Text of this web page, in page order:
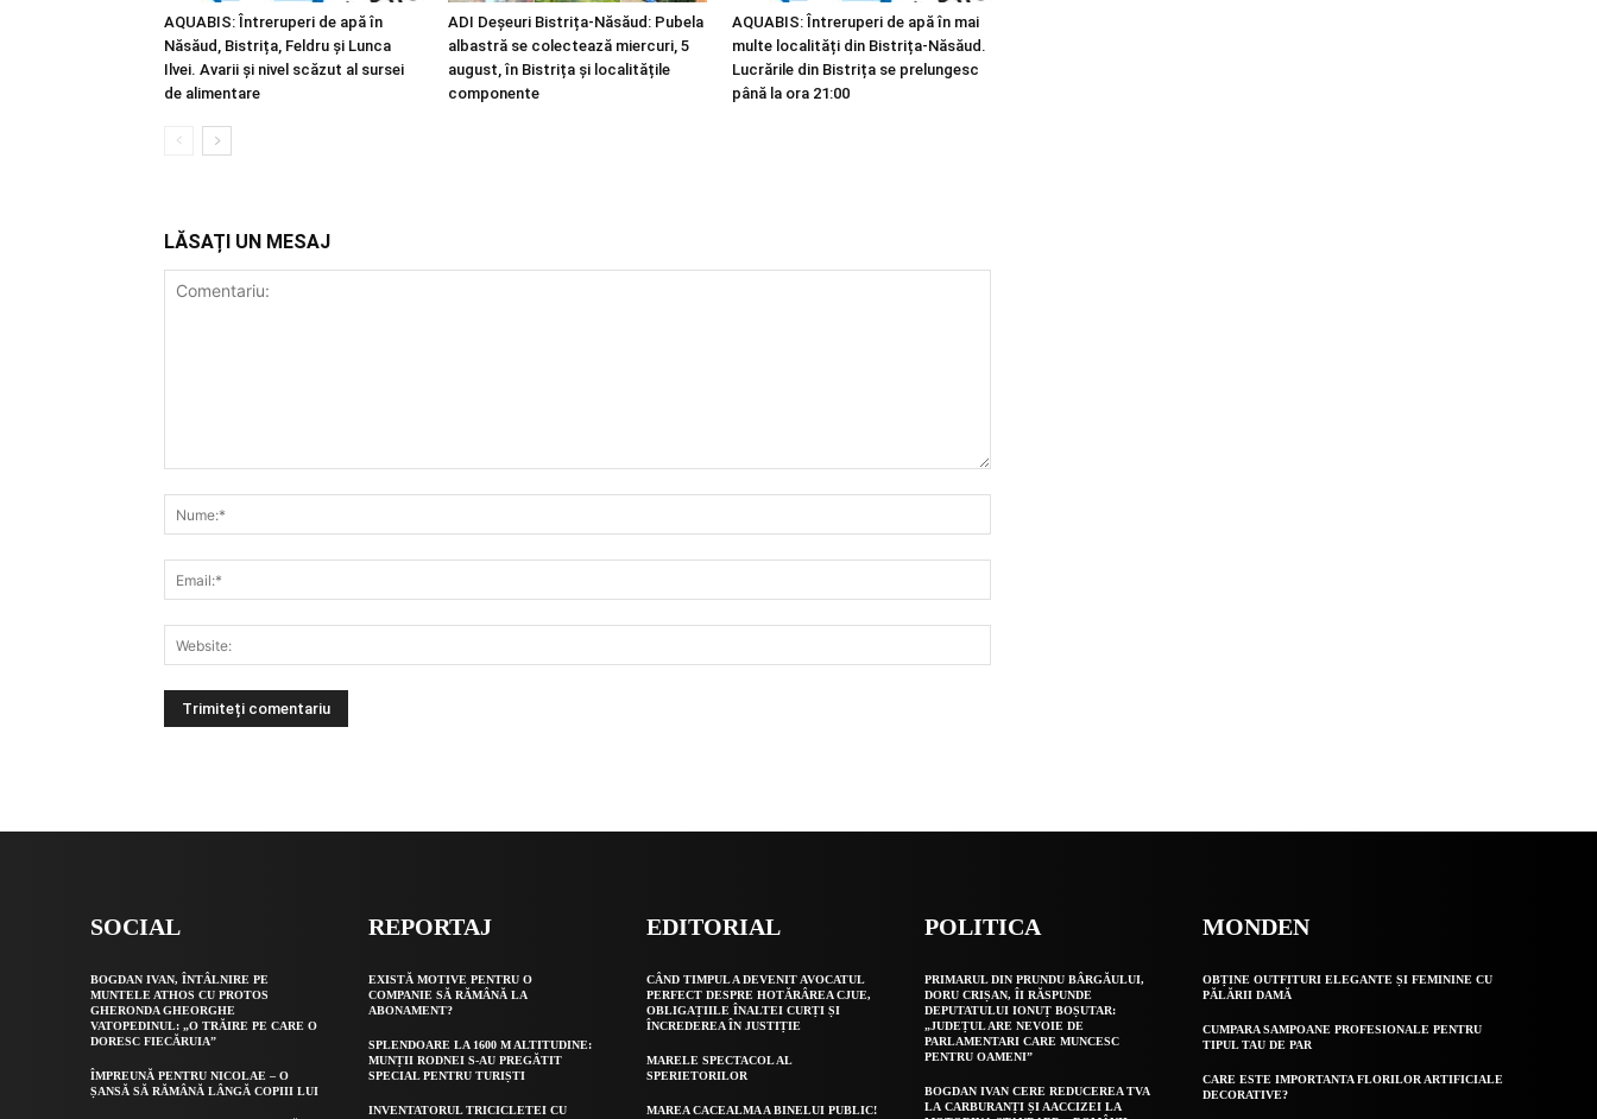
AQUABIS: Întreruperi de apă în
Năsăud, Bistrița, Feldru și Lunca
Ilvei. Avarii și nivel scăzut al sursei
de alimentare
ADI Deșeuri Bistrița-Năsăud: Pubela
albastră se colectează miercuri, 5
august, în Bistrița și localitățile
componente
AQUABIS: Întreruperi de apă în mai
multe localități din Bistrița-Năsăud.
Lucrările din Bistrița se prelungesc
până la ora 21:00
LĂSAȚI UN MESAJ
SOCIAL
BOGDAN IVAN, ÎNTÂLNIRE PE
MUNTELE ATHOS CU PROTOS
GHERONDA GHEORGHE
VATOPEDINUL: „O TRĂIRE PE CARE O
DORESC FIECĂRUIA”
ÎMPREUNĂ PENTRU NICOLAE – O
ȘANSĂ SĂ RĂMÂNĂ LÂNGĂ COPIII LUI
REPORTAJ
EXISTĂ MOTIVE PENTRU O
COMPANIE SĂ RĂMÂNĂ LA
ABONAMENT?
SPLENDOARE LA 1600 M ALTITUDINE:
MUNȚII RODNEI S-AU PREGĂTIT
SPECIAL PENTRU TURIȘTI
INVENTATORUL TRICICLETEI CU
EDITORIAL
CÂND TIMPUL A DEVENIT AVOCATUL
PERFECT DESPRE HOTĂRÂREA CJUE,
OBLIGAȚIILE ÎNALTEI CURȚI ȘI
ÎNCREDEREA ÎN JUSTIȚIE
MARELE SPECTACOL AL
SPERIETORILOR
MAREA CACEALMA A BINELUI PUBLIC!
POLITICA
PRIMARUL DIN PRUNDU BÂRGĂULUI,
DORU CRIȘAN, ÎI RĂSPUNDE
DEPUTATULUI IONUȚ BOȘUTAR:
„JUDEȚUL ARE NEVOIE DE
PARLAMENTARI CARE MUNCESC
PENTRU OAMENI”
BOGDAN IVAN CERE REDUCEREA TVA
LA CARBURANȚI ȘI AACCIZEI LA
MONDEN
OBȚINE OUTFITURI ELEGANTE ȘI FEMININE CU
PĂLĂRII DAMĂ
CUMPARA SAMPOANE PROFESIONALE PENTRU
TIPUL TAU DE PAR
CARE ESTE IMPORTANTA FLORILOR ARTIFICIALE
DECORATIVE?